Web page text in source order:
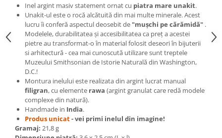
Bijuterii turcoaz
Bijuterii turmaline
Bijuterii morganit
Inel argint masiv statement ornat cu piatra mare unakit.
Unakit-ul este o rocă alcătuită din mai multe minerale. Acest
lucru îi conferă aspectul deosebit de "mușchi pe cărămidă" .
Modelele, durabilitatea și accesibilitatea ca preț a acestei
pietre au transformat-o în material folosit deseori în bijuterii
si arhitectură - cea mai cunoscută utilizare sunt treptele
Muzeului Smithsonian de Istorie Naturală din Washington,
D.C.!
Montura inelului este realizata din argint lucrat manual
filigran, cu elemente rawa (argint granulat care redă modele
complexe din natură).
Handmade in India.
Produs unicat- vei primi inelul din imagine!
Gramaj: 21,8 g